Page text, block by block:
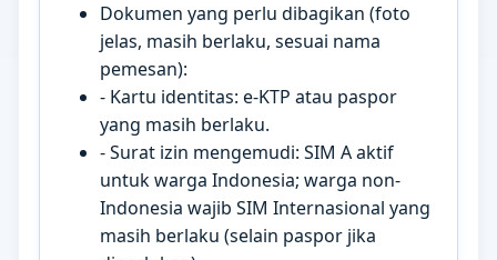
Dokumen yang perlu dibagikan (foto
jelas, masih berlaku, sesuai nama
pemesan):
- Kartu identitas: e-KTP atau paspor
yang masih berlaku.
- Surat izin mengemudi: SIM A aktif
untuk warga Indonesia; warga non-
Indonesia wajib SIM Internasional yang
masih berlaku (selain paspor jika